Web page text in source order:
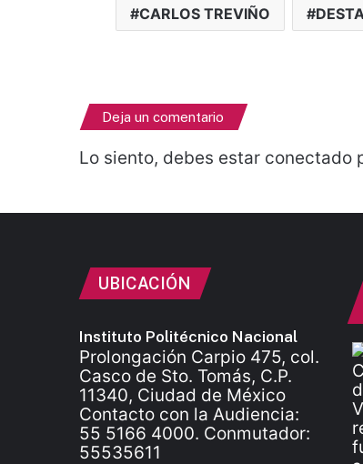
CARLOS TREVIÑO
Deja un comentario
Lo siento, debes estar conectado
UBICACIÓN
Instituto Politécnico Nacional
Prolongación Carpio 475, col.
Casco de Sto. Tomás, C.P.
11340, Ciudad de México
Contacto con la Audiencia:
55 5166 4000. Conmutador:
55535611